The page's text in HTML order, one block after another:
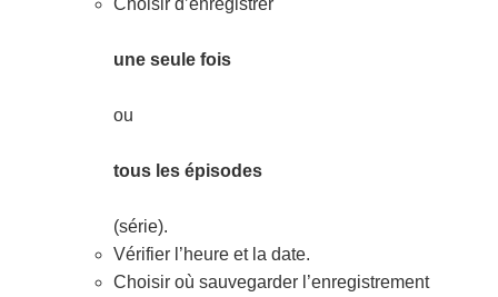
Choisir d’enregistrer
une seule fois
ou
tous les épisodes
(série).
Vérifier l’heure et la date.
Choisir où sauvegarder l’enregistrement